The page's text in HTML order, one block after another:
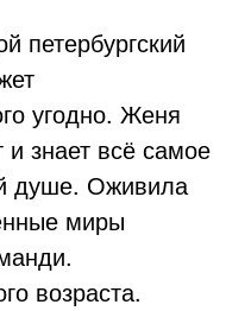
петербургский
угодно. Женя
и знает всё самое
душе. Оживила
миры
возраста.